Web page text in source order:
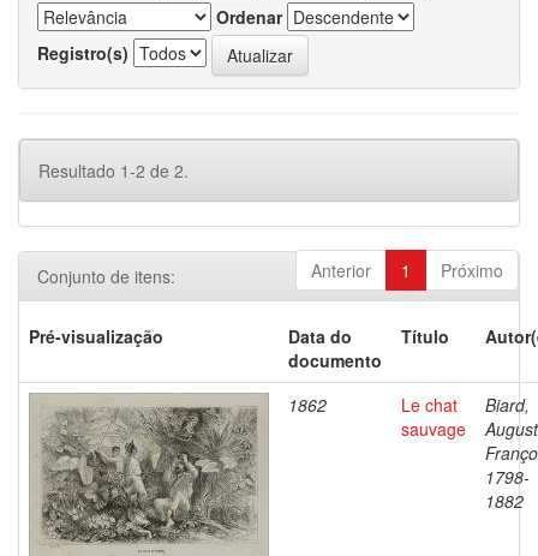
Ordenar
Registro(s)
Resultado 1-2 de 2.
Anterior 1 Próximo
Conjunto de itens:
Pré-visualização
Data do
documento
Título
1862
Le chat
sauvage
Biard,
1798-
1882